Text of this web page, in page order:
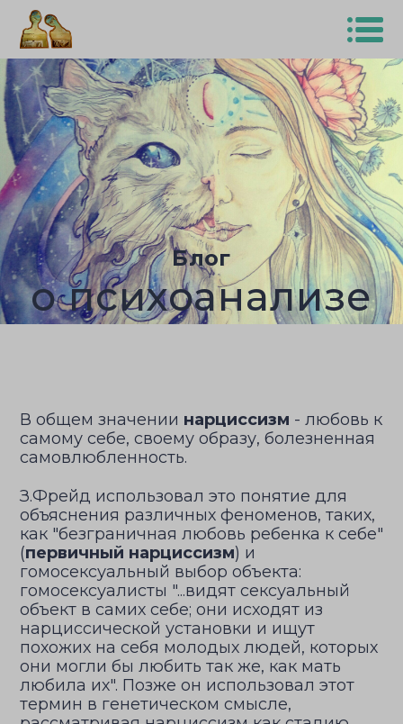
Блог
о психоанализе
В общем значении нарциссизм - любовь к
самому себе, своему образу, болезненная
самовлюбленность.
З.Фрейд использовал это понятие для
объяснения различных феноменов, таких,
как "безграничная любовь ребенка к себе"
(первичный нарциссизм) и
гомосексуальный выбор объекта:
гомосексуалисты "...видят сексуальный
объект в самих себе; они исходят из
нарциссической установки и ищут
похожих на себя молодых людей, которых
они могли бы любить так же, как мать
любила их". Позже он использовал этот
термин в генетическом смысле,